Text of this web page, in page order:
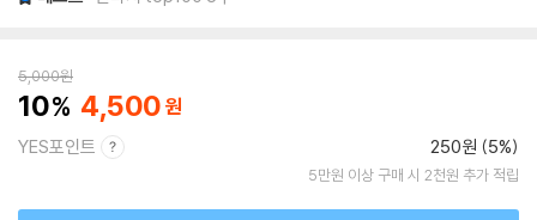
5,000원
10 4,500
YES포인트 250원 (5%)
5만원 이상 구매 시 2천원 추가 적립